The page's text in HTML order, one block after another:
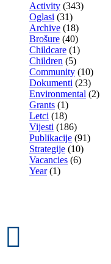
Activity (343)
Oglasi (31)
Archive (18)
Brošure (40)
Childcare (1)
Children (5)
Community (10)
Dokumenti (23)
Environmental (2)
Grants (1)
Letci (18)
Vijesti (186)
Publikacije (91)
Strategije (10)
Vacancies (6)
Year(1)